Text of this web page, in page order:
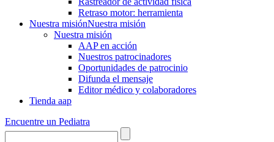
Retraso motor: herramienta
Nuestra misiónNuestra misión
Nuestra misión
AAP en acción
Nuestros patrocinadores
Oportunidades de patrocinio
Difunda el mensaje
Editor médico y colaboradores
Tienda aap
Encuentre un Pediatra